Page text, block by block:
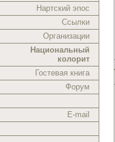
Нартский эпос
Ссылки
Организации
Национальный
колорит
Гостевая книга
Форум
E-mail